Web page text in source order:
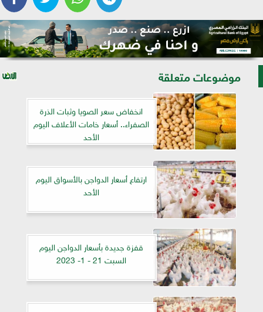
موضوعات متعلقة
انخفاض سعر الصويا وثبات الذرة
الصفراء.. أسعار خامات الأعلاف اليوم
الأحد
ارتفاع أسعار الدواجن بالأسواق اليوم
الأحد
قفزة جديدة بأسعار الدواجن اليوم
السبت 21 - 1- 2023